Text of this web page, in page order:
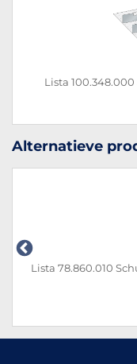
Lista
Alternatieve
Lista 78.860.010